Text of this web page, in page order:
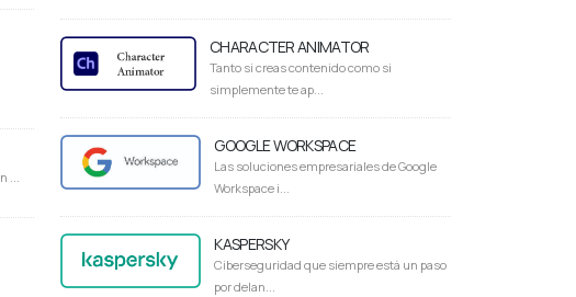
...
CHARACTER ANIMATOR
Tanto si creas contenido como si
simplemente te ap...
GOOGLE WORKSPACE
Las soluciones empresariales de Google
Workspace i...
KASPERSKY
Ciberseguridad que siempre está un paso
por delan...